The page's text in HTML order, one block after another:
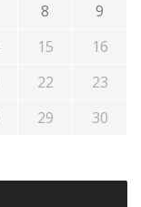
8
9
15
16
22
23
29
30